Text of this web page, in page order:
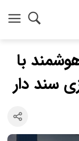
با
سند دار